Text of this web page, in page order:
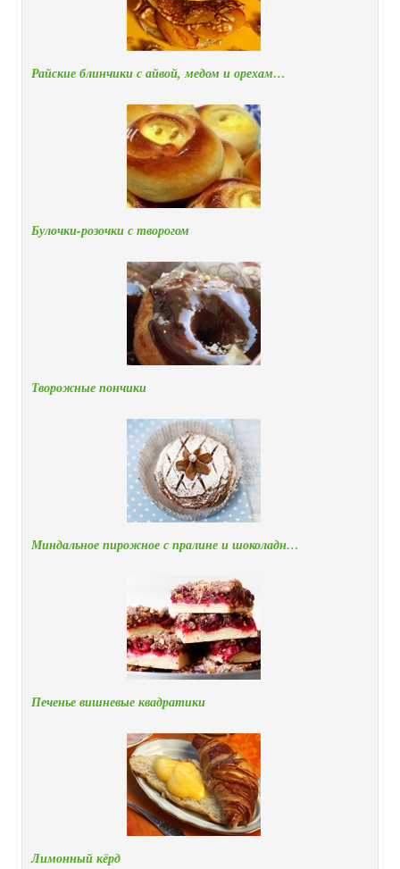
Райские блинчики с айвой, медом и орехам…
Булочки-розочки с творогом
Творожные пончики
Миндальное пирожное с пралине и шоколадн…
Печенье вишневые квадратики
Лимонный кёрд